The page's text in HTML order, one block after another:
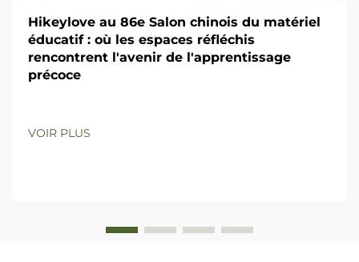
Hikeylove au 86e Salon chinois du matériel
éducatif : où les espaces réfléchis
rencontrent l'avenir de l'apprentissage
précoce
VOIR PLUS